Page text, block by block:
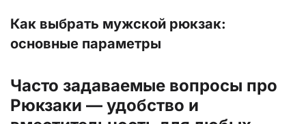
Как выбрать мужской рюкзак:
основные параметры
Часто задаваемые вопросы про
Рюкзаки — удобство и